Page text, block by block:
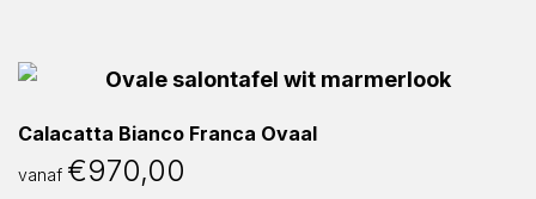
Calacatta Bianco Franca Ovaal
vanaf €970,00